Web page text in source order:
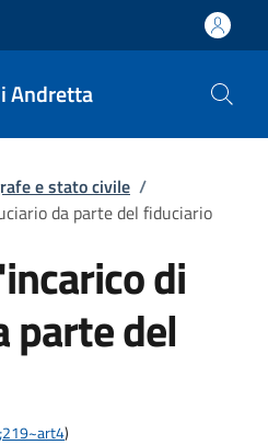
Andretta
e stato civile /
da parte del fiduciario
di
parte del
)